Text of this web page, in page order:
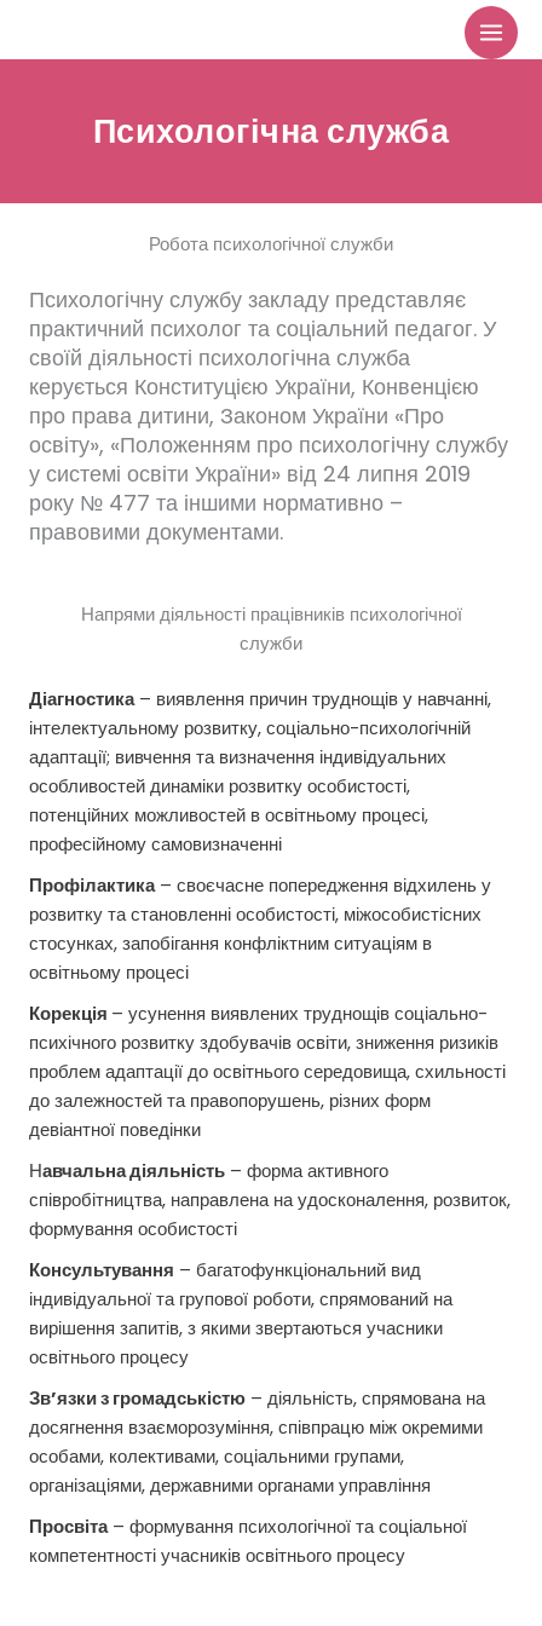
Психологічна служба
Робота психологічної служби
Психологічну службу закладу представляє
практичний психолог та соціальний педагог. У
своїй діяльності психологічна служба
керується Конституцією України, Конвенцією
про права дитини, Законом України «Про
освіту», «Положенням про психологічну службу
у системі освіти України» від 24 липня 2019
року № 477 та іншими нормативно –
правовими документами.
Напрями діяльності працівників психологічної
служби
Діагностика– виявлення причин труднощів у навчанні,
інтелектуальному розвитку, соціально-психологічній
адаптації; вивчення та визначення індивідуальних
особливостей динаміки розвитку особистості,
потенційних можливостей в освітньому процесі,
професійному самовизначенні
Профілактика– своєчасне попередження відхилень у
розвитку та становленні особистості, міжособистісних
стосунках, запобігання конфліктним ситуаціям в
освітньому процесі
Корекція – усунення виявлених труднощів соціально-
психічного розвитку здобувачів освіти, зниження ризиків
проблем адаптації до освітнього середовища, схильності
до залежностей та правопорушень, різних форм
девіантної поведінки
Навчальна діяльність – форма активного
співробітництва, направлена на удосконалення, розвиток,
формування особистості
Консультування – багатофункціональний вид
індивідуальної та групової роботи, спрямований на
вирішення запитів, з якими звертаються учасники
освітнього процесу
Зв’язки з громадськістю – діяльність, спрямована на
досягнення взаєморозуміння, співпрацю між окремими
особами, колективами, соціальними групами,
організаціями, державними органами управління
Просвіта– формування психологічної та соціальної
компетентності учасників освітнього процесу